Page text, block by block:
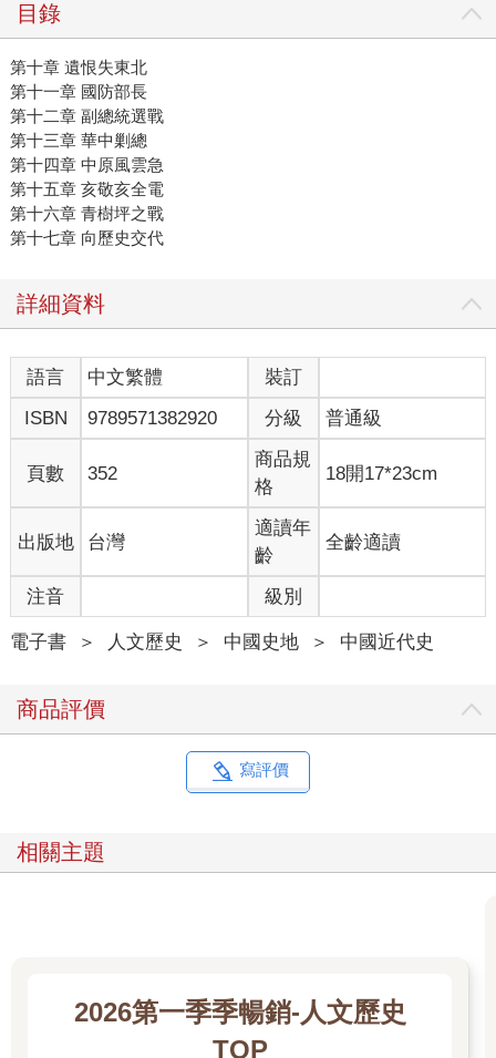
目錄
第十章 遺恨失東北
第十一章 國防部長
第十二章 副總統選戰
第十三章 華中剿總
第十四章 中原風雲急
第十五章 亥敬亥全電
第十六章 青樹坪之戰
第十七章 向歷史交代
詳細資料
語言 中文繁體
裝訂
ISBN
9789571382920 分級 普通級
頁數 352
商品規
格
18開17*23cm
出版地 台灣
適讀年
齡
全齡適讀
注音 級別
電子書 ＞ 人文歷史 ＞ 中國史地 ＞ 中國近代史
商品評價
寫評價
相關主題
2026第一季季暢銷-人文歷史
TOP